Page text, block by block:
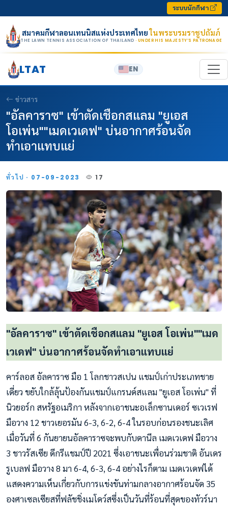
ระบบนักกีฬา
สมาคมกีฬาลอนเทนนิสแห่งประเทศไทยในพระบรมราชูปถัมภ์
THE LAWN TENNIS ASSOCIATION OF THAILAND · UNDER HIS MAJESTY’S PATRONAGE
LTAT EN
ข่าวสาร
"อัลคาราซ" เข้าตัดเชือกสแลม "ยูเอส
โอเพ่น""เมดเวเดฟ" บ่นอากาศร้อนจัด
ทำเอาแทบแย่
ทั่วไป · 07-09-2023 17
"อัลคาราซ" เข้าตัดเชือกสแลม "ยูเอส โอเพ่น""เมด
เวเดฟ" บ่นอากาศร้อนจัดทำเอาแทบแย่
คาร์ลอส อัลคาราซ มือ 1 โลกชาวสเปน แชมป์เก่าประเภทชาย
เดี่ยว ขยับใกล้ลุ้นป้องกันแชมป์แกรนด์สแลม "ยูเอส โอเพ่น" ที่
นิวยอร์ก สหรัฐอเมริกา หลังจากเอาชนะอเล็กซานเดอร์ ซเวเรฟ
มือวาง 12 ชาวเยอรมัน 6-3, 6-2, 6-4 ในรอบก่อนรองชนะเลิศ
เมื่อวันที่ 6 กันยายนอัลคาราซจะพบกับดานีล เมดเวเดฟ มือวาง
3 ชาวรัสเซีย ดีกรีแชมป์ปี 2021 ซึ่งเอาชนะเพื่อนร่วมชาติ อันเดร
รูเบลฟ มือวาง 8 มา 6-4, 6-3, 6-4 อย่างไรก็ตาม เมดเวเดฟได้
แสดงความเห็นเกี่ยวกับการแข่งขันท่ามกลางอากาศร้อนจัด 35
องศาเซลเซียสที่ฟลัชชิ่งเมโดว์สซึ่งเป็นวันที่ร้อนที่สุดของทัวร์นา